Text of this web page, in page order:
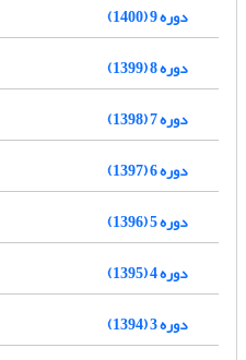
دوره 9 (1400)
دوره 8 (1399)
دوره 7 (1398)
دوره 6 (1397)
دوره 5 (1396)
دوره 4 (1395)
دوره 3 (1394)